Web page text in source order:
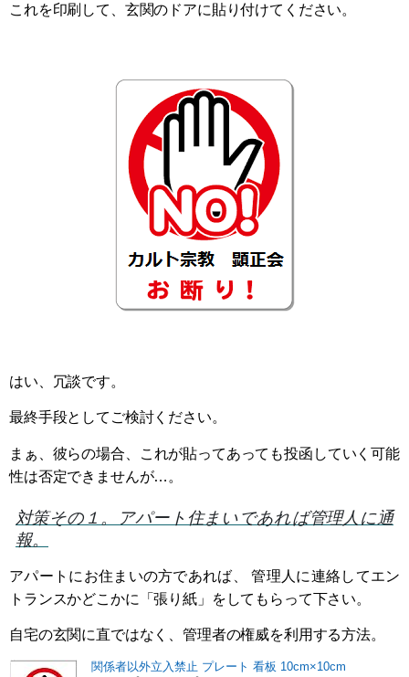
これを印刷して、玄関のドアに貼り付けてください。
はい、冗談です。
最終手段としてご検討ください。
まぁ、彼らの場合、これが貼ってあっても投函していく可能
性は否定できませんが…。
対策その１。アパート住まいであれば管理人に通
報。
アパートにお住まいの方であれば、 管理人に連絡してエン
トランスかどこかに「張り紙」をしてもらって下さい。
自宅の玄関に直ではなく、管理者の権威を利用する方法。
関係者以外立入禁止 プレート 看板 10cm×10cm